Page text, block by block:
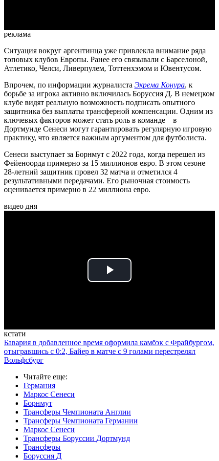
реклама
Ситуация вокруг аргентинца уже привлекла внимание ряда
топовых клубов Европы. Ранее его связывали с Барселоной,
Атлетико, Челси, Ливерпулем, Тоттенхэмом и Ювентусом.
Впрочем, по информации журналиста Экрема Конура, к
борьбе за игрока активно включилась Боруссия Д. В немецком
клубе видят реальную возможность подписать опытного
защитника без выплаты трансферной компенсации. Одним из
ключевых факторов может стать роль в команде – в
Дортмунде Сенеси могут гарантировать регулярную игровую
практику, что является важным аргументом для футболиста.
Сенеси выступает за Борнмут с 2022 года, когда перешел из
Фейеноорда примерно за 15 миллионов евро. В этом сезоне
28-летний защитник провел 32 матча и отметился 4
результативными передачами. Его рыночная стоимость
оценивается примерно в 22 миллиона евро.
видео дня
Play
кстати
Бавария в добавленное время оформила камбэк с Фрайбургом,
отыгравшись с 0:2, Байер в матче с 9 голами перестрелял
Вольфсбург
Читайте еще:
Германия
Маркос Сенеси
Борнмут
Трансферы Чемпионата Англии
Трансферы Чемпионата Германии
Маркос Сенеси
Трансферы Боруссии Дортмунд
Трансферы
Боруссия Д